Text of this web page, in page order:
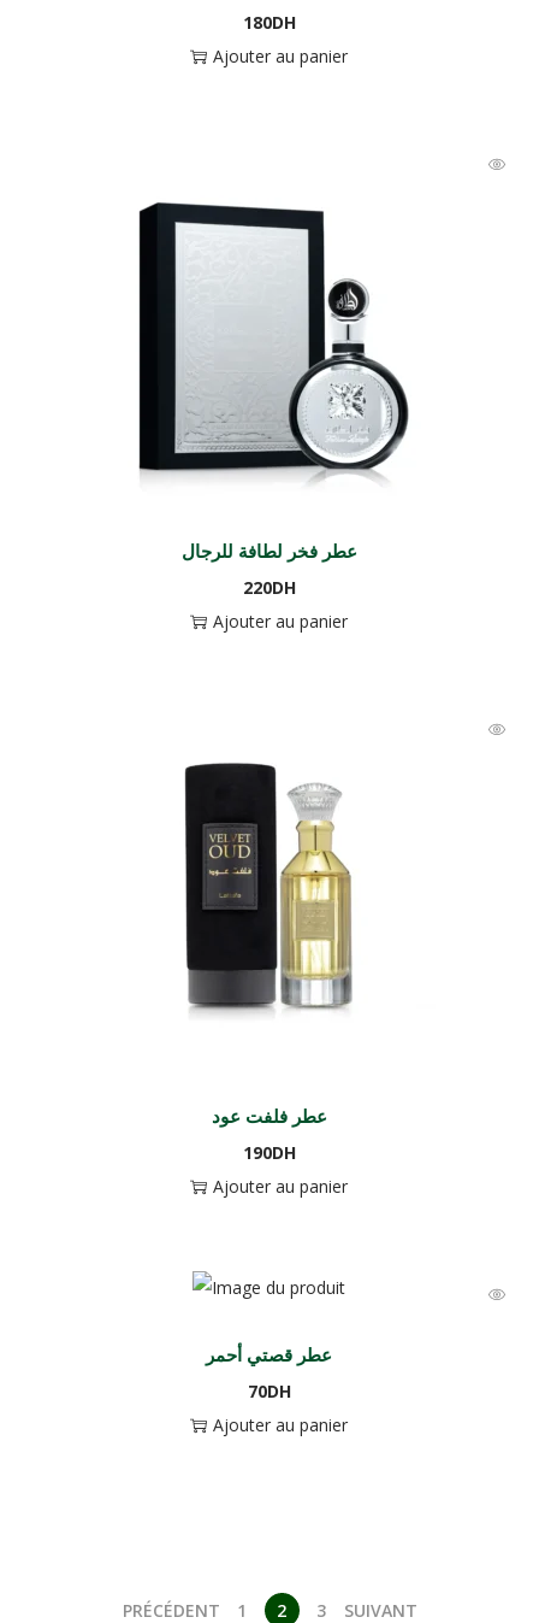
180DH
Ajouter au panier
عطر فخر لطافة للرجال
220DH
Ajouter au panier
عطر فلفت عود
190DH
Ajouter au panier
عطر قصتي أحمر
70DH
Ajouter au panier
PRÉCÉDENT 1 2 3 SUIVANT